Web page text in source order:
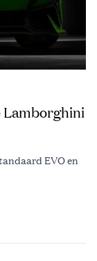
Lamborghini
EVO en